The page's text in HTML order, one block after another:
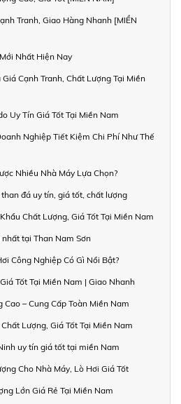
Tranh, Giao Hàng Nhanh [MIỀN
Nhất Hiện Nay
Cạnh Tranh, Chất Lượng Tại Miền
Uy Tín Giá Tốt Tại Miền Nam
Nghiệp Tiết Kiệm Chi Phí Như Thế
Nhiều Nhà Máy Lựa Chọn?
đá uy tín, giá tốt, chất lượng
Chất Lượng, Giá Tốt Tại Miền Nam
tại Than Nam Sơn
Công Nghiệp Có Gì Nổi Bật?
Tốt Tại Miền Nam | Giao Nhanh
– Cung Cấp Toàn Miền Nam
Lượng, Giá Tốt Tại Miền Nam
uy tín giá tốt tại miền Nam
Cho Nhà Máy, Lò Hơi Giá Tốt
Lớn Giá Rẻ Tại Miền Nam